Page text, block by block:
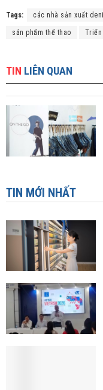
Tags: các nhà sản xuất
sản phẩm thể thao
TIN LIÊN QUAN
TIN MỚI NHẤT